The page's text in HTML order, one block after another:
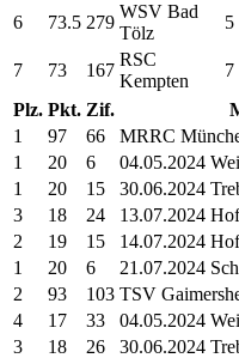
6 73.5 279
WSV Bad
Tölz
5
7 73 167
RSC
Kempten
7
Plz. Pkt. Zif.
1
97 66
MRRC
1
20 6
04.05.2024
1
20 15
30.06.2024
3
18 24
13.07.2024 Hof
2
19 15
14.07.2024 Hof
1
20 6
21.07.2024
2
93 103 TSV
4
17 33
04.05.2024
3
18 26
30.06.2024